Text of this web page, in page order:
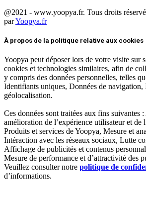
@2021 - www.yoopya.fr. Tous droits
parYoopya.fr
À propos de la politique relative aux cookies
Yoopya peut déposer lors de votre visite sur
cookies et technologies similaires, afin de
y compris des données personnelles, telles
Identifiants uniques, Données de navigation,
géolocalisation.
Ces données sont traitées aux fins suivantes
amélioration de l’expérience utilisateur et de
Produits et services de Yoopya, Mesure et
Intéraction avec les réseaux sociaux, Lutte
Affichage de publicités et contenus
Mesure de performance et d’attractivité des
Veuillez consulter notre politique de
d’informations.